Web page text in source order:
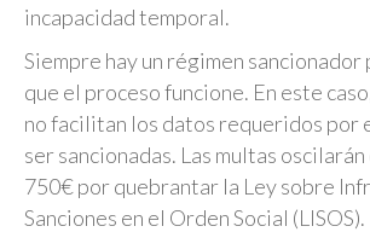
incapacidad temporal.
Siempre hay un régimen sancionador
que el proceso funcione. En este
no facilitan los datos requeridos por
ser sancionadas. Las multas
750€ por quebrantar la Ley sobre
Sanciones en el Orden Social (LISOS).